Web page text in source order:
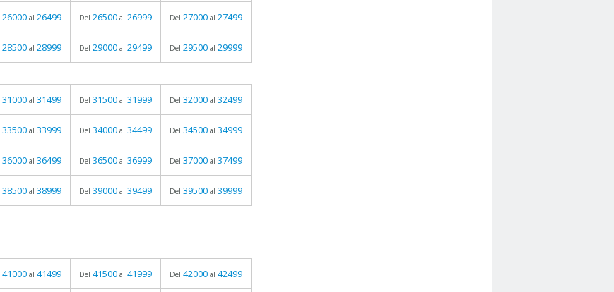
26000 al 26499 Del 26500 al 26999 Del 27000 al 27499
28500 al 28999 Del 29000 al 29499 Del 29500 al 29999
31000 al 31499 Del 31500 al 31999 Del 32000 al 32499
33500 al 33999 Del 34000 al 34499 Del 34500 al 34999
36000 al 36499 Del 36500 al 36999 Del 37000 al 37499
38500 al 38999 Del 39000 al 39499 Del 39500 al 39999
41000 al 41499 Del 41500 al 41999 Del 42000 al 42499